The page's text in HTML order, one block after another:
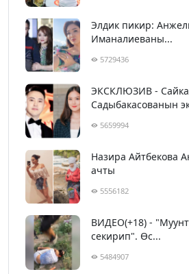
Элдик пикир:
Иманалиеваны...
5729436
ЭКСКЛЮЗИВ -
Садыбакасованын
5659994
Назира Айтбекова
ачты
5556182
ВИДЕО(+18) -
секирип". Өс...
5484907